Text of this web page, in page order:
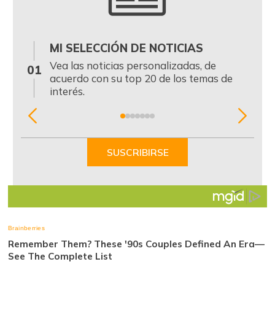
01
MI SELECCIÓN DE NOTICIAS
Vea las noticias personalizadas, de
acuerdo con su top 20 de los temas de
interés.
Item
SUSCRIBIRSE